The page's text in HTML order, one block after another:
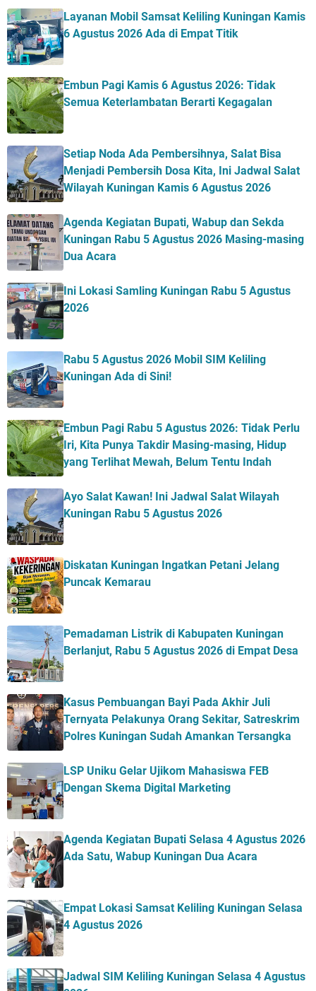
Layanan Mobil Samsat Keliling Kuningan Kamis
6 Agustus 2026 Ada di Empat Titik
Embun Pagi Kamis 6 Agustus 2026: Tidak
Semua Keterlambatan Berarti Kegagalan
Setiap Noda Ada Pembersihnya, Salat Bisa
Menjadi Pembersih Dosa Kita, Ini Jadwal Salat
Wilayah Kuningan Kamis 6 Agustus 2026
Agenda Kegiatan Bupati, Wabup dan Sekda
Kuningan Rabu 5 Agustus 2026 Masing-masing
Dua Acara
Ini Lokasi Samling Kuningan Rabu 5 Agustus
2026
Rabu 5 Agustus 2026 Mobil SIM Keliling
Kuningan Ada di Sini!
Embun Pagi Rabu 5 Agustus 2026: Tidak Perlu
Iri, Kita Punya Takdir Masing-masing, Hidup
yang Terlihat Mewah, Belum Tentu Indah
Ayo Salat Kawan! Ini Jadwal Salat Wilayah
Kuningan Rabu 5 Agustus 2026
Diskatan Kuningan Ingatkan Petani Jelang
Puncak Kemarau
Pemadaman Listrik di Kabupaten Kuningan
Berlanjut, Rabu 5 Agustus 2026 di Empat Desa
Kasus Pembuangan Bayi Pada Akhir Juli
Ternyata Pelakunya Orang Sekitar, Satreskrim
Polres Kuningan Sudah Amankan Tersangka
LSP Uniku Gelar Ujikom Mahasiswa FEB
Dengan Skema Digital Marketing
Agenda Kegiatan Bupati Selasa 4 Agustus 2026
Ada Satu, Wabup Kuningan Dua Acara
Empat Lokasi Samsat Keliling Kuningan Selasa
4 Agustus 2026
Jadwal SIM Keliling Kuningan Selasa 4 Agustus